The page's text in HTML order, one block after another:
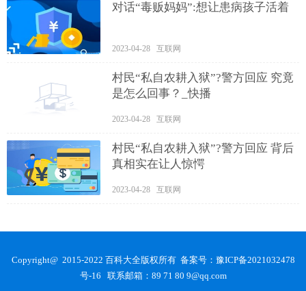
对话“毒贩妈妈”:想让患病孩子活着
2023-04-28 互联网
村民“私自农耕入狱”?警方回应 究竟
是怎么回事？_快播
2023-04-28 互联网
村民“私自农耕入狱”?警方回应 背后
真相实在让人惊愕
2023-04-28 互联网
Copyright@ 2015-2022 百科大全版权所有 备案号： 豫ICP备2021032478
号-16 联系邮箱：89 71 80 9@qq.com